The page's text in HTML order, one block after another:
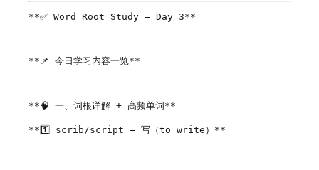
**✅ Word Root Study – Day 3**
**📌 今日学习内容一览**
**🧠 一、词根详解 + 高频单词**
**1️⃣ scrib/script – 写（to write）**